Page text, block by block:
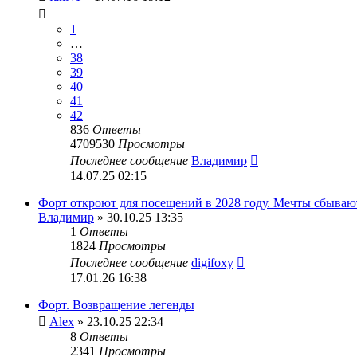
1
…
38
39
40
41
42
836 Ответы
4709530 Просмотры
Последнее сообщение Владимир
14.07.25 02:15
Форт откроют для посещений в 2028 году. Мечты
Владимир » 30.10.25 13:35
1 Ответы
1824 Просмотры
Последнее сообщение digifoxy
17.01.26 16:38
Форт. Возвращение легенды
Alex » 23.10.25 22:34
8 Ответы
2341 Просмотры